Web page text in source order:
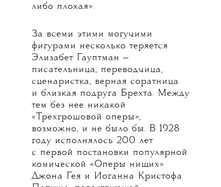
либо плохая».
За всеми этими могучими
фигурами несколько теряется
Элизабет Гауптман —
писательница, переводчица,
сценаристка, верная соратница
и близкая подруга Брехта. Между
тем без нее никакой
«Трехгрошовой оперы»,
возможно, и не было бы. В 1928
году исполнялось 200 лет
с первой постановки популярной
комической «Оперы нищих»
Джона Гея и Иоганна Кристофа